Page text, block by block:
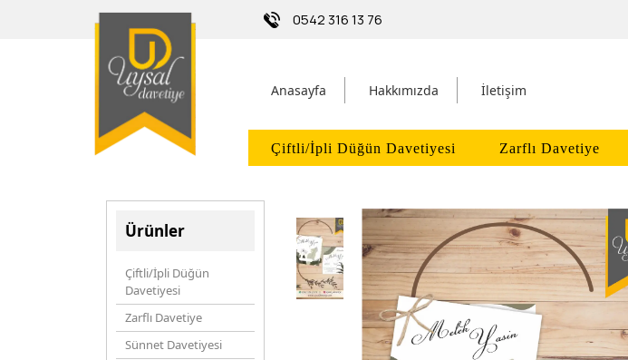
Ürünler
Çiftli/İpli Düğün
Davetiyesi
Zarflı Davetiye
Sünnet Davetiyesi
Anasayfa Hakkımızda İletişim
0542 316 13 76
Çiftli/İpli Düğün Davetiyesi Zarflı Davetiye